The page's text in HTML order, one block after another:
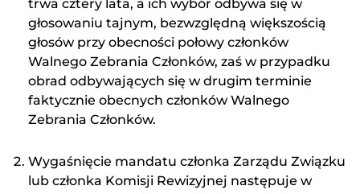
trwa cztery lata, a ich wybór odbywa się w
głosowaniu tajnym, bezwzględną większością
głosów przy obecności połowy członków
Walnego Zebrania Członków, zaś w przypadku
obrad odbywających się w drugim terminie
faktycznie obecnych członków Walnego
Zebrania Członków.
Wygaśnięcie mandatu członka Zarządu Związku
lub członka Komisji Rewizyjnej następuje w